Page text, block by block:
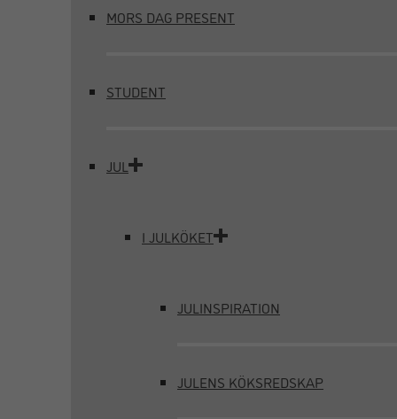
MORS DAG PRESENT
STUDENT
JUL
I JULKÖKET
JULINSPIRATION
JULENS KÖKSREDSKAP